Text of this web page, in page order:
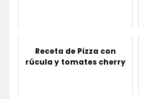
Receta de Pizza con
rúcula y tomates cherry